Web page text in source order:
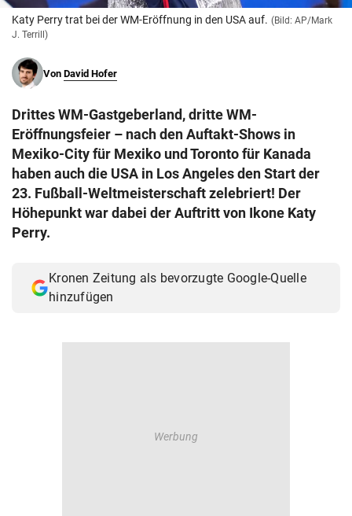
Katy Perry trat bei der WM-Eröffnung in den USA auf. (Bild: AP/Mark
J. Terrill)
Von David Hofer
Drittes WM-Gastgeberland, dritte WM-
Eröffnungsfeier – nach den Auftakt-Shows in
Mexiko-City für Mexiko und Toronto für Kanada
haben auch die USA in Los Angeles den Start der
23. Fußball-Weltmeisterschaft zelebriert! Der
Höhepunkt war dabei der Auftritt von Ikone Katy
Perry.
Kronen Zeitung als bevorzugte Google-Quelle
hinzufügen